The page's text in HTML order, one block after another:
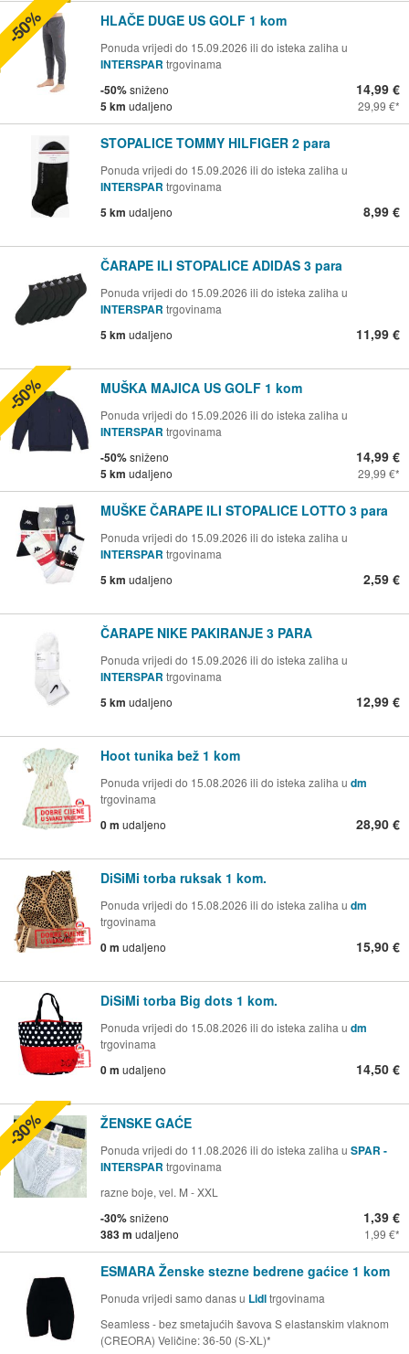
HLAČE DUGE US GOLF 1 kom
Ponuda vrijedi do 15.09.2026 ili do isteka zaliha u
INTERSPAR trgovinama
-50%sniženo
5 km udaljeno
14,99 €
29,99 €
-50%
STOPALICE TOMMY HILFIGER 2 para
Ponuda vrijedi do 15.09.2026 ili do isteka zaliha u
INTERSPAR trgovinama
5 km udaljeno 8,99 €
ČARAPE ILI STOPALICE ADIDAS 3 para
Ponuda vrijedi do 15.09.2026 ili do isteka zaliha u
INTERSPAR trgovinama
5 km udaljeno 11,99 €
MUŠKA MAJICA US GOLF 1 kom
Ponuda vrijedi do 15.09.2026 ili do isteka zaliha u
INTERSPAR trgovinama
-50%sniženo
5 km udaljeno
14,99 €
29,99 €
-50%
MUŠKE ČARAPE ILI STOPALICE LOTTO 3 para
Ponuda vrijedi do 15.09.2026 ili do isteka zaliha u
INTERSPAR trgovinama
5 km udaljeno 2,59 €
ČARAPE NIKE PAKIRANJE 3 PARA
Ponuda vrijedi do 15.09.2026 ili do isteka zaliha u
INTERSPAR trgovinama
5 km udaljeno 12,99 €
Hoot tunika bež 1 kom
Ponuda vrijedi do 15.08.2026 ili do isteka zaliha u dm
trgovinama
0 m udaljeno 28,90 €
DiSiMi torba ruksak 1 kom.
Ponuda vrijedi do 15.08.2026 ili do isteka zaliha u dm
trgovinama
0 m udaljeno 15,90 €
DiSiMi torba Big dots 1 kom.
Ponuda vrijedi do 15.08.2026 ili do isteka zaliha u dm
trgovinama
0 m udaljeno 14,50 €
ŽENSKE GAĆE
Ponuda vrijedi do 11.08.2026 ili do isteka zaliha u SPAR -
INTERSPAR trgovinama
razne boje, vel. M - XXL
-30%sniženo
383 m udaljeno
1,39 €
1,99 €
-30%
ESMARA Ženske stezne bedrene gaćice 1 kom
Ponuda vrijedi samo danas u Lidltrgovinama
Seamless - bez smetajućih šavova S elastanskim vlaknom
(CREORA) Veličine: 36-50 (S-XL)*